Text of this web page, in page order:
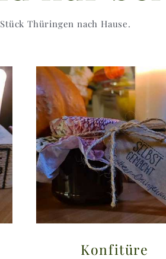
Thüringen nach Hause.
Konfitüre